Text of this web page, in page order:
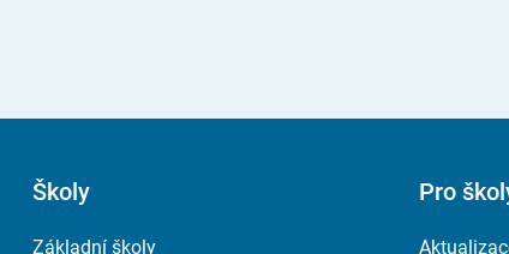
Školy
Základní školy
Pro